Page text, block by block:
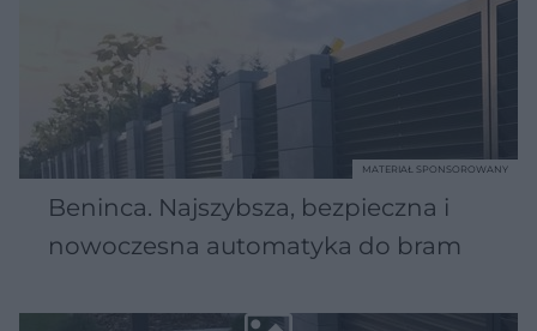
Beninca. Najszybsza, bezpieczna i
nowoczesna automatyka do bram
MATERIAŁ SPONSOROWANY